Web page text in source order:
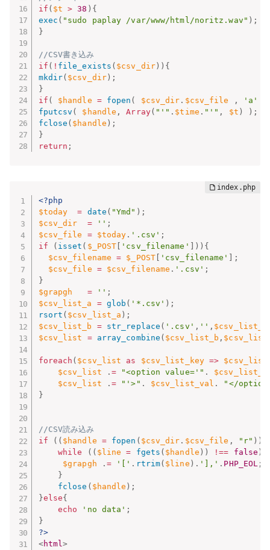
if ( $t > 38 ) {
exec ( "sudo paplay /var/www/html/noritz.wav" ) ;
}
//CSV書き込み
if ( ! file_exists ( $csv_dir) ) {
mkdir( $csv_dir) ;
}
if ( $handle = fopen ( $csv_dir . $csv_file , 'a'
fputcsv ( $handle , Array( "'" . $time . "'" , $t ) ) ;
fclose ( $handle ) ;
}
return ;
<?php
$today
= date ( "Ymd" ) ;
$csv_dir
= '' ;
$csv_file
= $today . '.csv' ;
if
( isset ( $_POST 'csv_filename' ) ) {
$csv_filename
= $_POST[ 'csv_filename'
;
$csv_file = $csv_filename . '.csv' ;
}
$grapgh
= '' ;
$csv_list_a
= glob ( '*.csv' ) ;
rsort ( $csv_list_a ) ;
$csv_list_b
= str_replace ( '.csv' , '' , $csv_list_a
$csv_list
= array_combine ( $csv_list_b ,
foreach ( $csv_list as $csv_list_key =>
$csv_list
.= "<option value='" .
$csv_list
.= "'>" . $csv_list_val .
"</
}
//CSV読み込み
if
( ( $handle = fopen ( $csv_dir . $csv_file , "r" ) )
while
( ( $line = fgets ( $handle ) ) !== false )
$grapgh
. = '[' . rtrim( $line ) . '],' . PHP_EOL ;
}
fclose ( $handle ) ;
}else{
echo
'no data' ;
}
?>
<html>